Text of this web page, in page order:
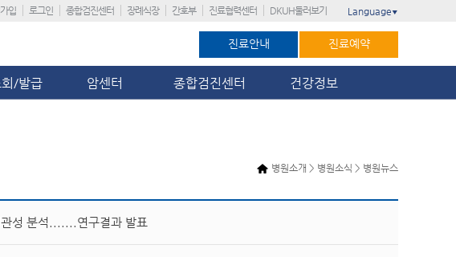
입 로그인 종합검진센터 장례식장 간호부 진료협력센터 DKUH둘러보기 Language ▼
진료안내 진료예약
/발급 암센터 종합검진센터 건강정보
병원소개 > 병원소식 > 병원뉴스
성 분석.......연구결과 발표